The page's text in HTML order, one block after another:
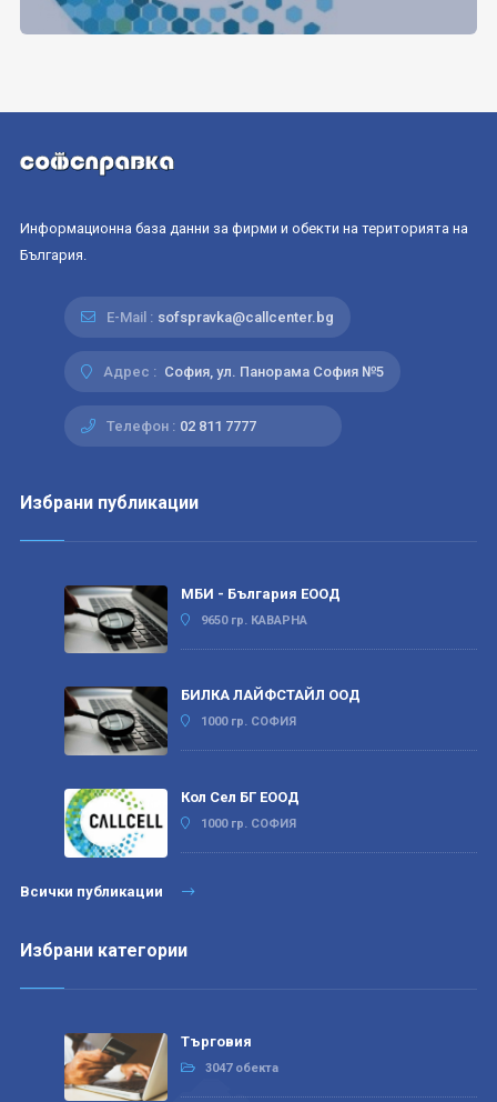
Информационна база данни за фирми и обекти на територията на
България.
E-Mail : sofspravka@callcenter.bg
Адрес : София, ул. Панорама София №5
Телефон : 02 811 7777
Избрани публикации
МБИ - България ЕООД
9650 гр. КАВАРНА
БИЛКА ЛАЙФСТАЙЛ ООД
1000 гр. СОФИЯ
Кол Сел БГ ЕООД
1000 гр. СОФИЯ
Всички публикации
Избрани категории
Търговия
3047 обекта